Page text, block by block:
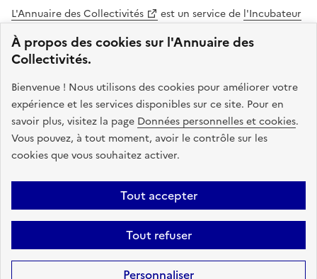
À propos des cookies sur l'Annuaire des
Collectivités.
Bienvenue ! Nous utilisons des cookies pour améliorer votre
expérience et les services disponibles sur ce site. Pour en
savoir plus, visitez la page Données personnelles et cookies.
Vous pouvez, à tout moment, avoir le contrôle sur les
cookies que vous souhaitez activer.
Tout accepter
Tout refuser
Personnaliser
L'Annuaire des Collectivités est un service de l'Incubateur
des Territoires
Cohésion des Territoires
. Le code source de ce site web
est disponible en licence libre. Le design de ce site est conçu
avec le système de design de l’État.
legifrance.gouv.fr
info.gouv.fr
service-public.gouv.fr
data.gouv.fr
Plan du site Accessibilite : non conforme
Mentions légales
Politique de confidentialité
Gestion des cookies FAQ
Kit de
Statistiques Code source
Sauf mention contraire, tous les contenus de ce site sont sous